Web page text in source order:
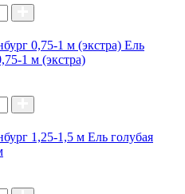
Ель
1 м (экстра)
Ель голубая